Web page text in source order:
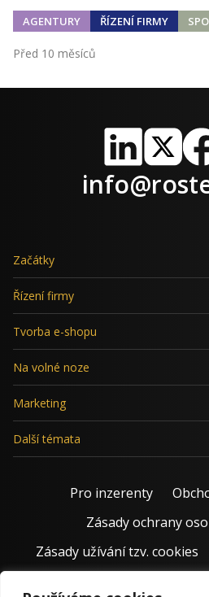
AGENTURY ŘÍZENÍ FIRMY
Před 10 měsíců
LinkedIn
X
Začátky
Řízení firmy
Tvorba e-shopu
Na volné noze
Marketing
Další témata
Pro inzerenty
Zásady ochrany
Zásady užívání tzv. cookies